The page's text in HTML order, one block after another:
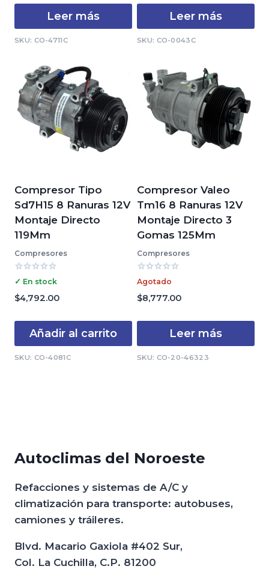
Leer más
SKU: CO-4711C
era:
$8,205.00.
es:
Leer más
SKU: CO-0043C
Compresor Tipo
Sd7H15 8 Ranuras 12V
Montaje Directo
119Mm
Compresores
Valorado
0
de
✓ En stock
$4,792.00
Añadir al carrito
SKU: CO-4081C
Compresor Valeo
Tm16 8 Ranuras 12V
Montaje Directo 3
Gomas 125Mm
Compresores
Valorado
con
0
de
Agotado
$8,777.00
Leer más
SKU: CO-20-46323
Autoclimas del Noroeste
Refacciones y sistemas de A/C y
climatización para transporte: autobuses,
camiones y tráileres.
Blvd. Macario Gaxiola #402 Sur,
Col. La Cuchilla, C.P. 81200